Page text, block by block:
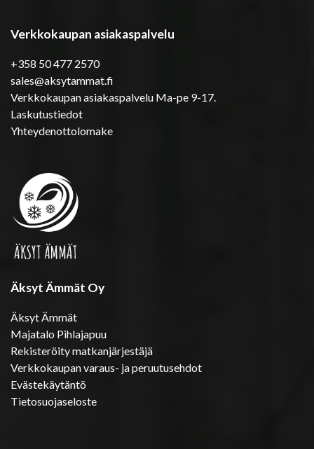
Verkkokaupan asiakaspalvelu
+358 50 477 2570
sales@aksytammat.fi
Verkkokaupan asiakaspalvelu Ma-pe 9-17.
Laskutustiedot
Yhteydenottolomake
Äksyt Ämmät Oy
Äksyt Ämmät
Majatalo Pihlajapuu
Rekisteröity matkanjärjestäjä
Verkkokaupan varaus- ja peruutusehdot
Evästekäytäntö
Tietosuojaseloste